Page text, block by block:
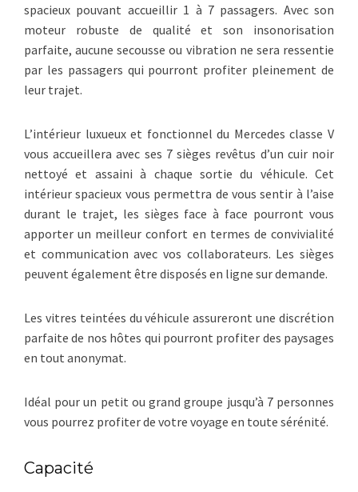
spacieux pouvant accueillir 1 à 7 passagers. Avec son
moteur robuste de qualité et son insonorisation
parfaite, aucune secousse ou vibration ne sera ressentie
par les passagers qui pourront profiter pleinement de
leur trajet.
L’intérieur luxueux et fonctionnel du Mercedes classe V
vous accueillera avec ses 7 sièges revêtus d’un cuir noir
nettoyé et assaini à chaque sortie du véhicule. Cet
intérieur spacieux vous permettra de vous sentir à l’aise
durant le trajet, les sièges face à face pourront vous
apporter un meilleur confort en termes de convivialité
et communication avec vos collaborateurs. Les sièges
peuvent également être disposés en ligne sur demande.
Les vitres teintées du véhicule assureront une discrétion
parfaite de nos hôtes qui pourront profiter des paysages
en tout anonymat.
Idéal pour un petit ou grand groupe jusqu’à 7 personnes
vous pourrez profiter de votre voyage en toute sérénité.
Capacité